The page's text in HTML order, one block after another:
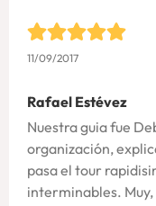
11/09/2017
Rafael Estévez
Nuestra guia fue
organización,
pasa el tour
interminables.